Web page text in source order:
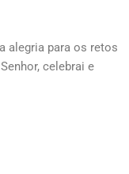
alegria para os retos
celebrai e